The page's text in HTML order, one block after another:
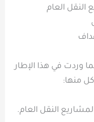
النقل العام
وردت في هذا الإطار
منها:
لمشاريع النقل العام.